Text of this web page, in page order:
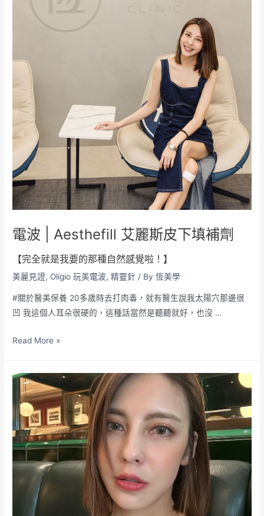
電波 | Aesthefill 艾麗斯皮下填補劑
【完全就是我要的那種自然感覺啦！】
美麗見證, Oligio 玩美電波,精靈針 / By恆美學
#關於醫美保養 20多歲時去打肉毒，就有醫生說我太陽穴那邊很
凹 我這個人耳朵很硬的，這種話當然是聽聽就好，也沒 …
Read More »